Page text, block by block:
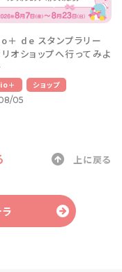
＋ de スタンプラリー
オショップへ行ってみよ
＋
ショップ
05
上に戻る